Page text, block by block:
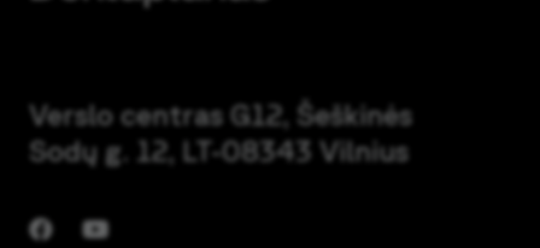
Verslo centras G12, Šeškinės
Sodų g. 12, LT-08343 Vilnius